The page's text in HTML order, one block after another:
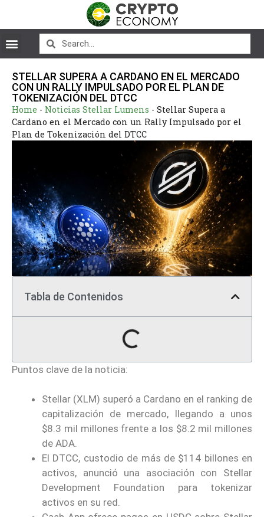
STELLAR SUPERA A CARDANO EN EL MERCADO
CON UN RALLY IMPULSADO POR EL PLAN DE
TOKENIZACIÓN DEL DTCC
Home - Noticias Stellar Lumens - Stellar Supera a
Cardano en el Mercado con un Rally Impulsado por el
Plan de Tokenización del DTCC
Tabla de Contenidos
Puntos clave de la noticia:
Stellar (XLM) superó a Cardano en el ranking de
capitalización de mercado, llegando a unos
$8.3 mil millones frente a los $8.2 mil millones
de ADA.
El DTCC, custodio de más de $114 billones en
activos, anunció una asociación con Stellar
Development Foundation para tokenizar
activos en su red.